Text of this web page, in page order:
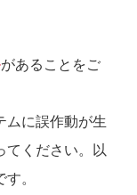
があることをご
ムに誤作動が生
てください。以
。